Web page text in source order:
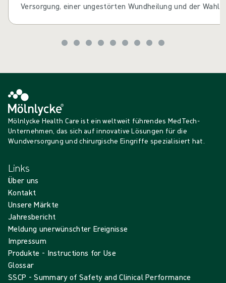
Versorgung, einer ungestörten Wundheilung und der Wahl
zu optimieren?
Mölnlycke Health Care ist ein weltweit führendes MedTech-
Unternehmen, das sich auf innovative Lösungen für die
Wundversorgung und chirurgische Eingriffe spezialisiert hat.
Links
Über uns
Kontakt
Unsere Märkte
Jahresbericht
Meldung unerwünschter Ereignisse
Impressum
Produkte - Instructions for Use
Glossar
SSCP - Summary of Safety and Clinical Performance